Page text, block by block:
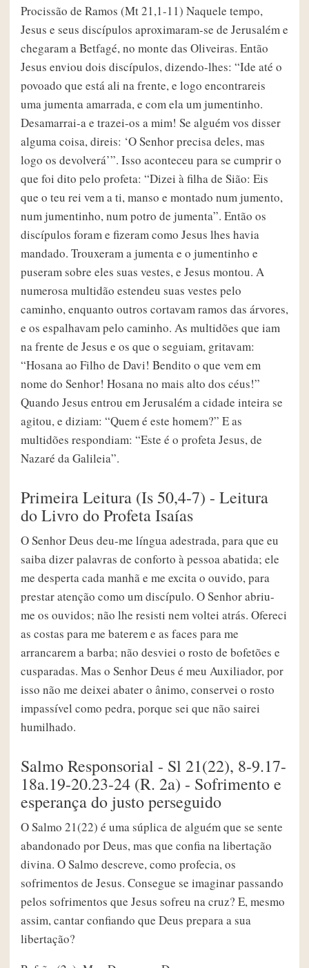
Procissão de Ramos (Mt 21,1-11) Naquele tempo,
Jesus e seus discípulos aproximaram-se de Jerusalém e
chegaram a Betfagé, no monte das Oliveiras. Então
Jesus enviou dois discípulos, dizendo-lhes: “Ide até o
povoado que está ali na frente, e logo encontrareis
uma jumenta amarrada, e com ela um jumentinho.
Desamarrai-a e trazei-os a mim! Se alguém vos disser
alguma coisa, direis: ‘O Senhor precisa deles, mas
logo os devolverá’”. Isso aconteceu para se cumprir o
que foi dito pelo profeta: “Dizei à filha de Sião: Eis
que o teu rei vem a ti, manso e montado num jumento,
num jumentinho, num potro de jumenta”. Então os
discípulos foram e fizeram como Jesus lhes havia
mandado. Trouxeram a jumenta e o jumentinho e
puseram sobre eles suas vestes, e Jesus montou. A
numerosa multidão estendeu suas vestes pelo
caminho, enquanto outros cortavam ramos das árvores,
e os espalhavam pelo caminho. As multidões que iam
na frente de Jesus e os que o seguiam, gritavam:
“Hosana ao Filho de Davi! Bendito o que vem em
nome do Senhor! Hosana no mais alto dos céus!”
Quando Jesus entrou em Jerusalém a cidade inteira se
agitou, e diziam: “Quem é este homem?” E as
multidões respondiam: “Este é o profeta Jesus, de
Nazaré da Galileia”.
Primeira Leitura (Is 50,4-7) - Leitura
do Livro do Profeta Isaías
O Senhor Deus deu-me língua adestrada, para que eu
saiba dizer palavras de conforto à pessoa abatida; ele
me desperta cada manhã e me excita o ouvido, para
prestar atenção como um discípulo. O Senhor abriu-
me os ouvidos; não lhe resisti nem voltei atrás. Ofereci
as costas para me baterem e as faces para me
arrancarem a barba; não desviei o rosto de bofetões e
cusparadas. Mas o Senhor Deus é meu Auxiliador, por
isso não me deixei abater o ânimo, conservei o rosto
impassível como pedra, porque sei que não sairei
humilhado.
Salmo Responsorial - Sl 21(22), 8-9.17-
18a.19-20.23-24 (R. 2a) - Sofrimento e
esperança do justo perseguido
O Salmo 21(22) é uma súplica de alguém que se sente
abandonado por Deus, mas que confia na libertação
divina. O Salmo descreve, como profecia, os
sofrimentos de Jesus. Consegue se imaginar passando
pelos sofrimentos que Jesus sofreu na cruz? E, mesmo
assim, cantar confiando que Deus prepara a sua
libertação?